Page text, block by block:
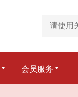
会员服务